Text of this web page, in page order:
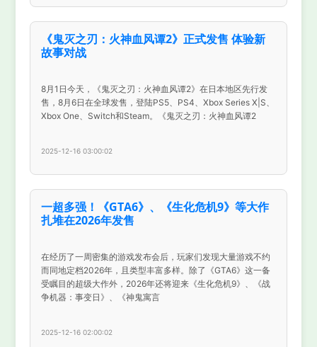
《鬼灭之刃：火神血风谭2》正式发售 体验新
故事对战
8月1日今天，《鬼灭之刃：火神血风谭2》在日本地区先行发
售，8月6日在全球发售，登陆PS5、PS4、Xbox Series X|S、
Xbox One、Switch和Steam。《鬼灭之刃：火神血风谭2
2025-12-16 03:00:02
一超多强！《GTA6》、《生化危机9》等大作
扎堆在2026年发售
在经历了一周密集的游戏发布会后，玩家们发现大量游戏不约
而同地定档2026年，且类型丰富多样。除了《GTA6》这一备
受瞩目的超级大作外，2026年还将迎来《生化危机9》、《战
争机器：事变日》、《神鬼寓言
2025-12-16 02:00:02